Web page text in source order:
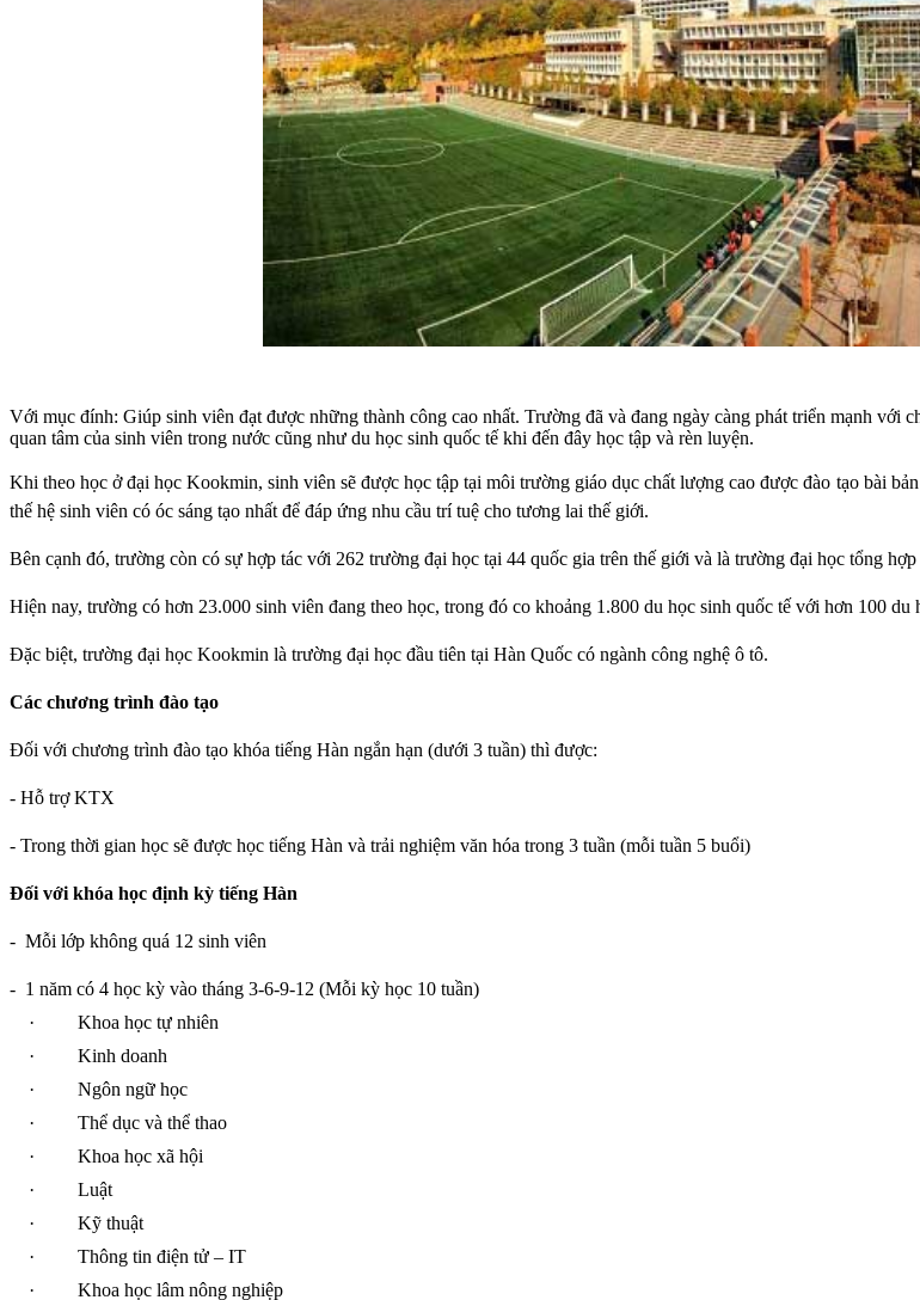
Với mục đính: Giúp sinh viên đạt được những thành công cao nhất. Trường đã và đang ngày càng phát triển mạnh với
quan tâm của sinh viên trong nước cũng như du học sinh quốc tế khi đến đây học tập và rèn luyện.
Khi theo học ở đại học Kookmin, sinh viên sẽ được học tập tại môi trường giáo dục chất lượng cao được đào tạo bài
thế hệ sinh viên có óc sáng tạo nhất để đáp ứng nhu cầu trí tuệ cho tương lai thế giới.
Bên cạnh đó, trường còn có sự hợp tác với 262 trường đại học tại 44 quốc gia trên thế giới và là trường đại học tổng
Hiện nay, trường có hơn 23.000 sinh viên đang theo học, trong đó co khoảng 1.800 du học sinh quốc tế với hơn 100
Đặc biệt, trường đại học Kookmin là trường đại học đầu tiên tại Hàn Quốc có ngành công nghệ ô tô.
Các chương trình đào tạo
Đối với chương trình đào tạo khóa tiếng Hàn ngắn hạn (dưới 3 tuần) thì được:
- Hỗ trợ KTX
- Trong thời gian học sẽ được học tiếng Hàn và trải nghiệm văn hóa trong 3 tuần (mỗi tuần 5 buổi)
Đối với khóa học định kỳ tiếng Hàn
- Mỗi lớp không quá 12 sinh viên
- 1 năm có 4 học kỳ vào tháng 3-6-9-12 (Mỗi kỳ học 10 tuần)
·
Khoa học tự nhiên
·
Kinh doanh
·
Ngôn ngữ học
·
Thể dục và thể thao
·
Khoa học xã hội
·
Luật
·
Kỹ thuật
·
Thông tin điện tử – IT
·
Khoa học lâm nông nghiệp